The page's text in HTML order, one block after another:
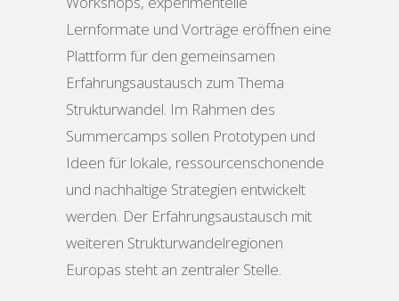
Lernformate und Vorträge eröffnen eine
Plattform für den gemeinsamen
Erfahrungsaustausch zum Thema
Strukturwandel. Im Rahmen des
Summercamps sollen Prototypen und
Ideen für lokale, ressourcenschonende
und nachhaltige Strategien entwickelt
werden. Der Erfahrungsaustausch mit
weiteren Strukturwandelregionen
Europas steht an zentraler Stelle.